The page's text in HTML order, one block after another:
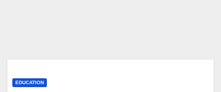
EDUCATION